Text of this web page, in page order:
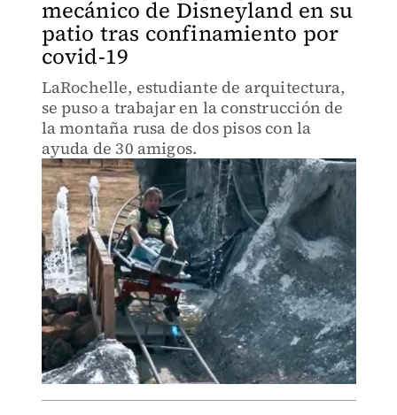
mecánico de Disneyland en su
patio tras confinamiento por
covid-19
LaRochelle, estudiante de arquitectura,
se puso a trabajar en la construcción de
la montaña rusa de dos pisos con la
ayuda de 30 amigos.